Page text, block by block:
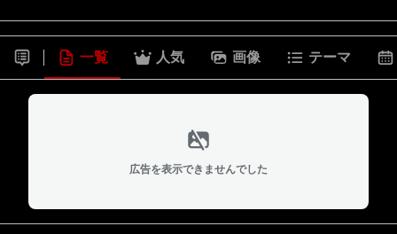
一覧 人気 画像 テーマ
広告を表示できませんでした